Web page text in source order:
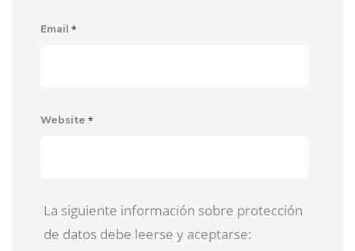
Email *
Website *
La siguiente información sobre protección
de datos debe leerse y aceptarse: